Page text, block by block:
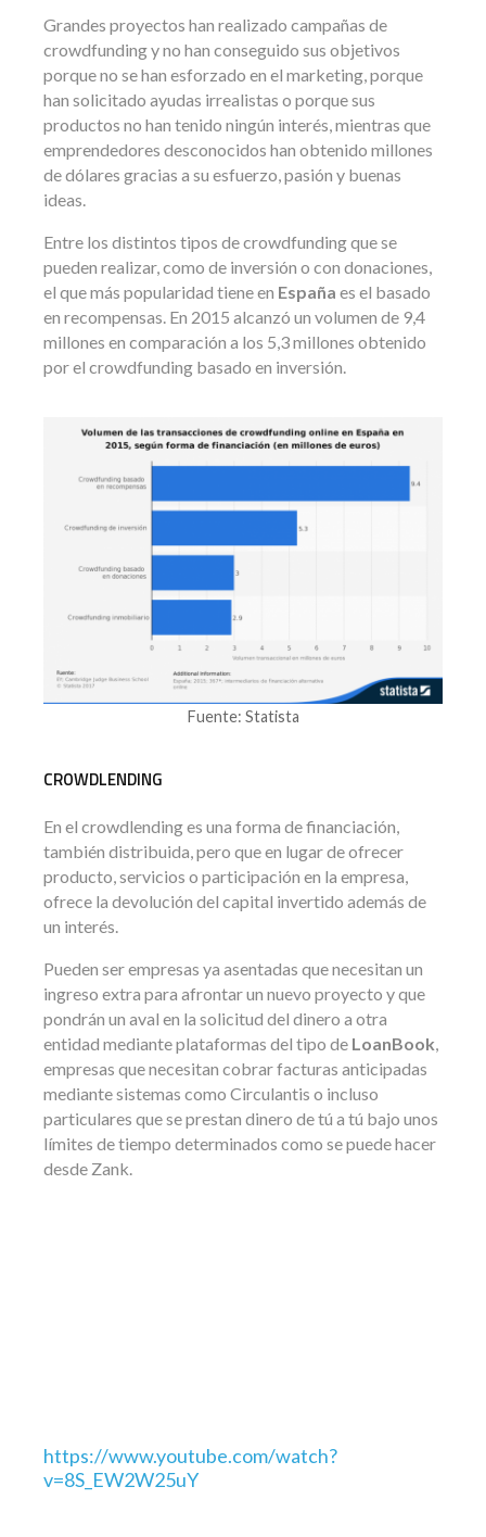
Grandes proyectos han realizado campañas de
crowdfunding y no han conseguido sus objetivos
porque no se han esforzado en el marketing, porque
han solicitado ayudas irrealistas o porque sus
productos no han tenido ningún interés, mientras que
emprendedores desconocidos han obtenido millones
de dólares gracias a su esfuerzo, pasión y buenas
ideas.
Entre los distintos tipos de crowdfunding que se
pueden realizar, como de inversión o con donaciones,
el que más popularidad tiene en España es el basado
en recompensas. En 2015 alcanzó un volumen de 9,4
millones en comparación a los 5,3 millones obtenido
por el crowdfunding basado en inversión.
Fuente: Statista
CROWDLENDING
En el crowdlending es una forma de financiación,
también distribuida, pero que en lugar de ofrecer
producto, servicios o participación en la empresa,
ofrece la devolución del capital invertido además de
un interés.
Pueden ser empresas ya asentadas que necesitan un
ingreso extra para afrontar un nuevo proyecto y que
pondrán un aval en la solicitud del dinero a otra
entidad mediante plataformas del tipo de LoanBook
empresas que necesitan cobrar facturas anticipadas
mediante sistemas como Circulantis o incluso
particulares que se prestan dinero de tú a tú bajo unos
límites de tiempo determinados como se puede hacer
desde Zank.
https://www.youtube.com/watch?
v=8S_EW2W25uY